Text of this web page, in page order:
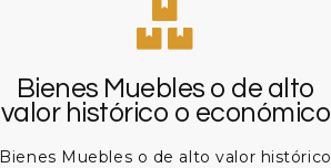
Bienes Muebles o de alto
valor histórico o económico
Bienes Muebles o de alto valor histórico